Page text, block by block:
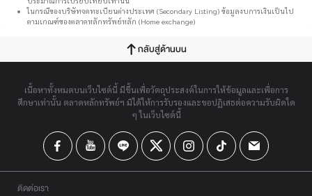
ในกรณีของบริษัทจดทะเบียนต่างประเทศ (Secondary Listing) ข้อมูลงบการเงินเป็นไป
ตามเกณฑ์ของตลาดหลักทรัพย์หลัก (Home exchange)
กลับสู่ด้านบน
เนื้อหาทั้งหมดบนเว็บไซต์นี้ มีขึ้นเพื่อวัตถุประสงค์ในการให้ข้อมูลและเพื่อการ
ศึกษาเท่านั้น ตลาดหลักทรัพย์ฯ มิได้ให้การรับรองและขอปฏิเสธต่อความรับผิดใด
ๆ ในเว็บไซต์นี้
ติดต่อเรา